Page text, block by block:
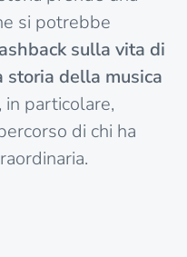
si potrebbe
sulla vita di
della musica
in particolare,
di chi ha